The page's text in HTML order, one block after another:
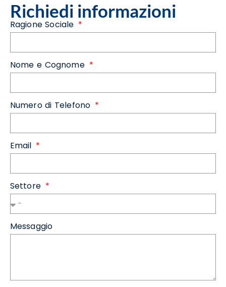
Richiedi informazioni
Ragione Sociale
Nome e Cognome
Numero di Telefono
Email
Settore
Messaggio